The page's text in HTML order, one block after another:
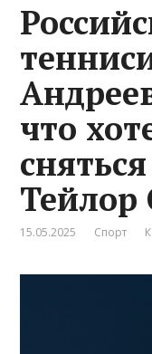
что
Тейлор
15.05.2025 Спорт